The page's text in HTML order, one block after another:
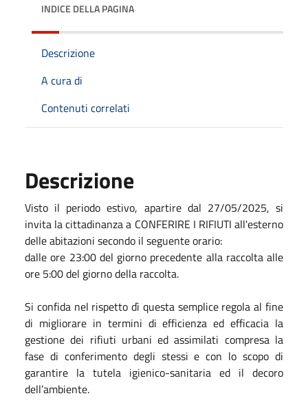
INDICE DELLA PAGINA
Descrizione
A cura di
Contenuti correlati
Descrizione
Visto il periodo estivo, apartire dal 27/05/2025, si
invita la cittadinanza a CONFERIRE I RIFIUTI all'esterno
delle abitazioni secondo il seguente orario:
dalle ore 23:00 del giorno precedente alla raccolta alle
ore 5:00 del giorno della raccolta.
Si confida nel rispetto dì questa semplice regola al fine
di migliorare in termini di efficienza ed efficacia la
gestione dei rifiuti urbani ed assimilati compresa la
fase di conferimento degli stessi e con lo scopo di
garantire la tutela igienico-sanitaria ed il decoro
dell’ambiente.